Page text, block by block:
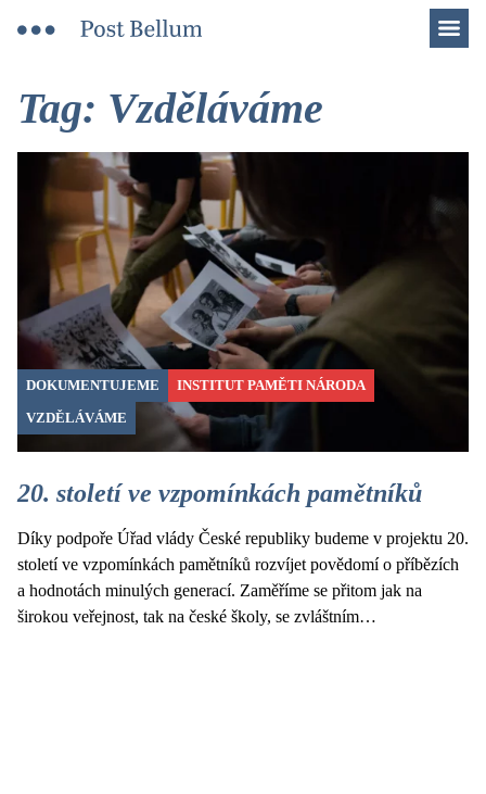
Tag: Vzděláváme
DOKUMENTUJEME INSTITUT PAMĚTI NÁRODA
VZDĚLÁVÁME
20. století ve vzpomínkách pamětníků
Díky podpoře Úřad vlády České republiky budeme v projektu 20.
století ve vzpomínkách pamětníků rozvíjet povědomí o příbězích
a hodnotách minulých generací. Zaměříme se přitom jak na
širokou veřejnost, tak na české školy, se zvláštním…